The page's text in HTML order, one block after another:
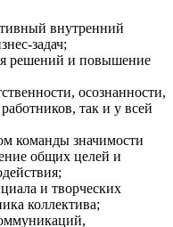
внутренний
задач;
решений и повышение
осознанности,
так и у всей
команды значимости
общих целей и
и творческих
коллектива;